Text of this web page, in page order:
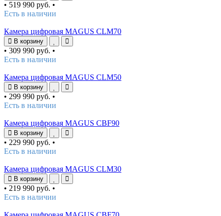
• 519 990 руб. •
Есть в наличии
Камера цифровая MAGUS CLM70
В корзину
• 309 990 руб. •
Есть в наличии
Камера цифровая MAGUS CLM50
В корзину
• 299 990 руб. •
Есть в наличии
Камера цифровая MAGUS CBF90
В корзину
• 229 990 руб. •
Есть в наличии
Камера цифровая MAGUS CLM30
В корзину
• 219 990 руб. •
Есть в наличии